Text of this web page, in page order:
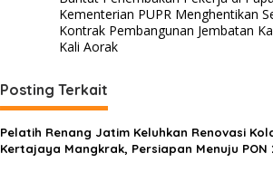
a
v
i
g
a
s
i
Kementerian PUPR Menghentikan
Kontrak Pembangunan Jembatan
Kali Aorak
Posting Terkait
Pelatih Renang Jatim Keluhkan Renovasi
Kertajaya Mangkrak, Persiapan Menuju PON